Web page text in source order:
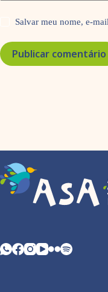
Salvar meu nome, e-
Publicar comentário